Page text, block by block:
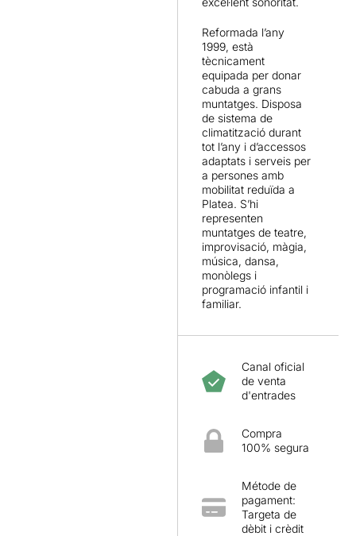
Reformada l’any
1999, està
tècnicament
equipada per donar
cabuda a grans
muntatges. Disposa
de sistema de
climatització durant
tot l’any i d’accessos
adaptats i serveis per
a persones amb
mobilitat reduïda a
Platea. S’hi
representen
muntatges de teatre,
improvisació, màgia,
música, dansa,
monòlegs i
programació infantil i
familiar.
Canal oficial
de venta
d'entrades
Compra
100% segura
Métode de
pagament:
Targeta de
dèbit i crèdit